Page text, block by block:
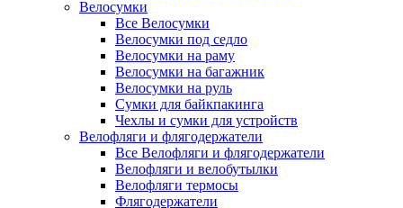
Велосумки
Все Велосумки
Велосумки под седло
Велосумки на раму
Велосумки на багажник
Велосумки на руль
Сумки для байкпакинга
Чехлы и сумки для устройств
Велофляги и флягодержатели
Все Велофляги и флягодержатели
Велофляги и велобутылки
Велофляги термосы
Флягодержатели